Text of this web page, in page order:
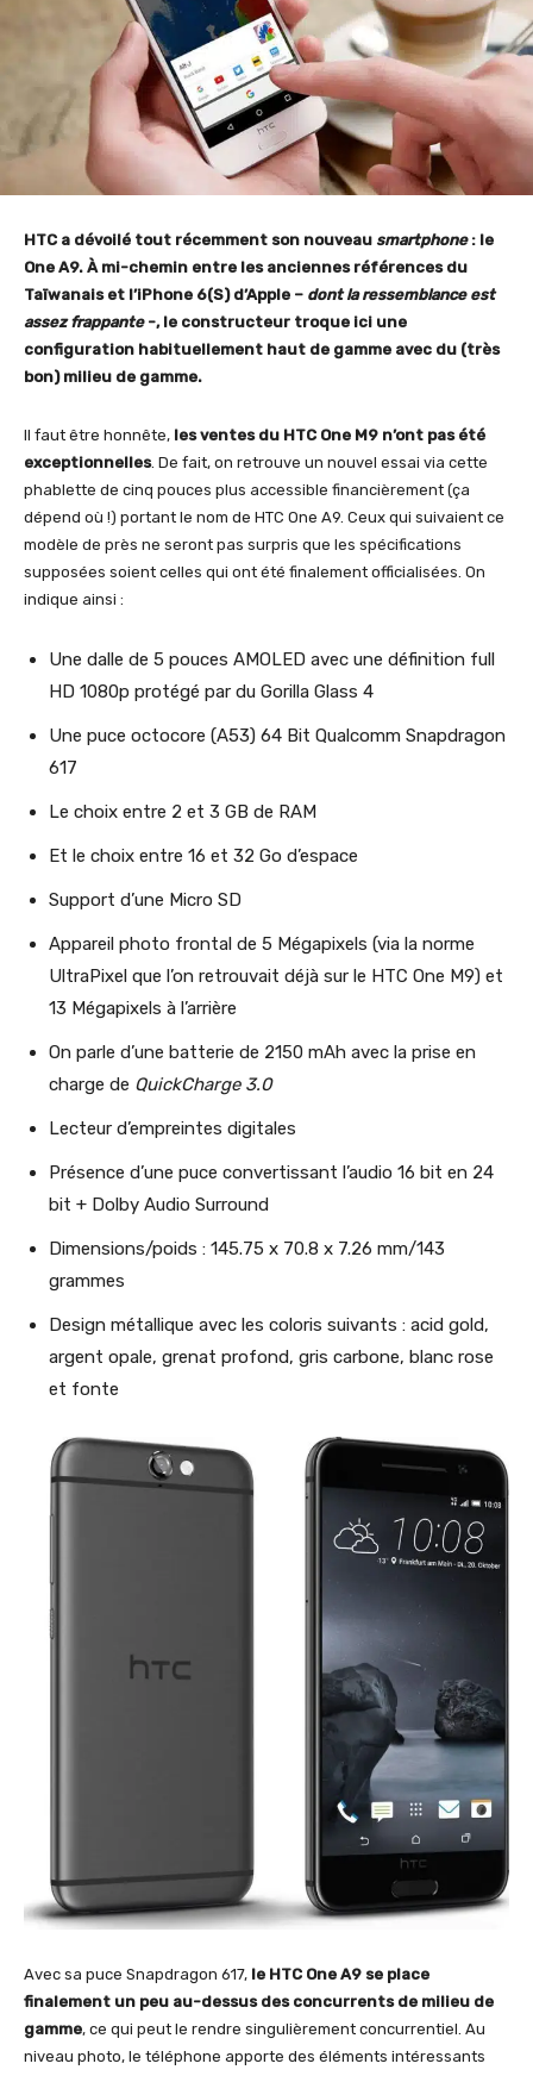
HTC a dévoilé tout récemment son nouveau smartphone: le
One A9. À mi-chemin entre les anciennes références du
Taïwanais et l’iPhone 6(S) d’Apple – dont la ressemblance est
assez frappante -, le constructeur troque ici une
configuration habituellement haut de gamme avec du (très
bon) milieu de gamme.
Il faut être honnête, les ventes du HTC One M9 n’ont pas été
exceptionnelles. De fait, on retrouve un nouvel essai via cette
phablette de cinq pouces plus accessible financièrement (ça
dépend où !) portant le nom de HTC One A9. Ceux qui suivaient ce
modèle de près ne seront pas surpris que les spécifications
supposées soient celles qui ont été finalement officialisées. On
indique ainsi :
Une dalle de 5 pouces AMOLED avec une définition full
HD 1080p protégé par du Gorilla Glass 4
Une puce octocore (A53) 64 Bit Qualcomm Snapdragon
617
Le choix entre 2 et 3 GB de RAM
Et le choix entre 16 et 32 Go d’espace
Support d’une Micro SD
Appareil photo frontal de 5 Mégapixels (via la norme
UltraPixel que l’on retrouvait déjà sur le HTC One M9) et
13 Mégapixels à l’arrière
On parle d’une batterie de 2150 mAh avec la prise en
charge de QuickCharge 3.0
Lecteur d’empreintes digitales
Présence d’une puce convertissant l’audio 16 bit en 24
bit + Dolby Audio Surround
Dimensions/poids : 145.75 x 70.8 x 7.26 mm/143
grammes
Design métallique avec les coloris suivants : acid gold,
argent opale, grenat profond, gris carbone, blanc rose
et fonte
Avec sa puce Snapdragon 617, le HTC One A9 se place
finalement un peu au-dessus des concurrents de milieu de
gamme, ce qui peut le rendre singulièrement concurrentiel. Au
niveau photo, le téléphone apporte des éléments intéressants